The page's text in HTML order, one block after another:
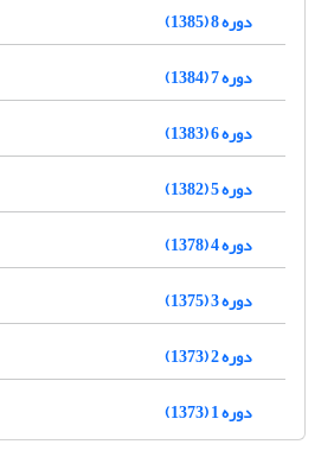
دوره 8 (1385)
دوره 7 (1384)
دوره 6 (1383)
دوره 5 (1382)
دوره 4 (1378)
دوره 3 (1375)
دوره 2 (1373)
دوره 1 (1373)